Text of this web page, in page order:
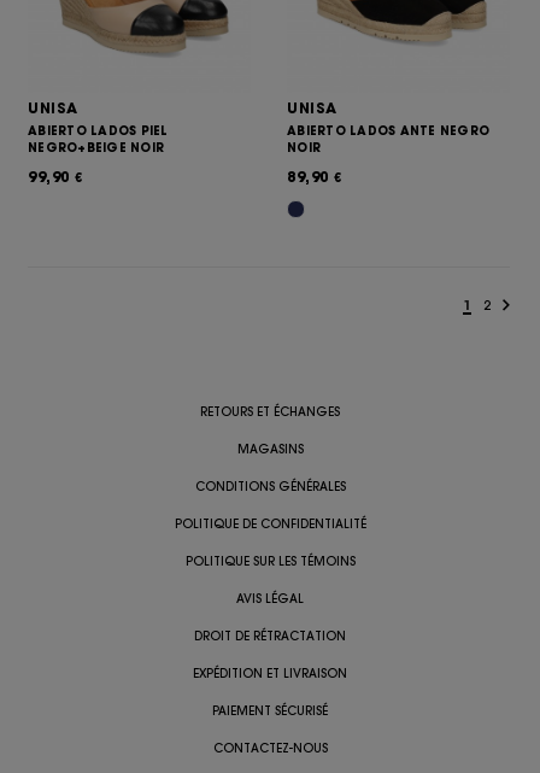
UNISA
ABIERTO LADOS PIEL
NEGRO+BEIGE NOIR
99,90 €
UNISA
ABIERTO LADOS ANTE NEGRO
NOIR
89,90 €
1 2
RETOURS ET ÉCHANGES
MAGASINS
CONDITIONS GÉNÉRALES
POLITIQUE DE CONFIDENTIALITÉ
POLITIQUE SUR LES TÉMOINS
AVIS LÉGAL
DROIT DE RÉTRACTATION
EXPÉDITION ET LIVRAISON
PAIEMENT SÉCURISÉ
CONTACTEZ-NOUS